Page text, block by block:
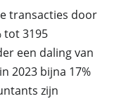
transacties door
tot 3195
een daling van
2023 bijna 17%
zijn